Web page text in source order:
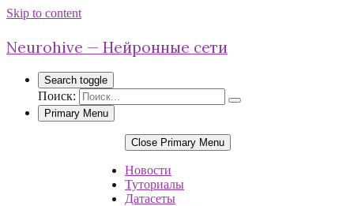
Skip to content
Neurohive — Нейронные сети
Search toggle
Поиск:
Primary Menu
Close Primary Menu
Новости
Туториалы
Датасеты